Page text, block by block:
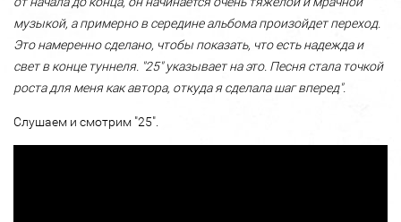
музыкой, а примерно в середине альбома произойдет переход.
Это намеренно сделано, чтобы показать, что есть надежда и
свет в конце туннеля. "25" указывает на это. Песня стала точкой
роста для меня как автора, откуда я сделала шаг вперед".
Слушаем и смотрим "25".